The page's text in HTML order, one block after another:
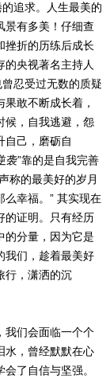
追求。人生最美的
景有多美！仔细查
挫折的历练后成长
央视著名主持人
忍受过无数的质疑
敢不断成长着，
候，自我逃避，怨
自己，磨砺自
袭”靠的是自我完善
称的最美好的岁月
幸福。” 其实现在
的证明。只有经历
的分量，因为它是
我们，趁着最美好
行，潇洒的沉
我们会面临一个个
水，曾经默默在心
了自信与坚强。